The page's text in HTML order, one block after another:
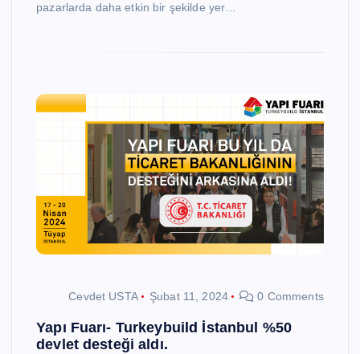
pazarlarda daha etkin bir şekilde yer…
Cevdet USTA Şubat 11, 2024 0 Comments
Yapı Fuarı- Turkeybuild İstanbul %50
devlet desteği aldı.